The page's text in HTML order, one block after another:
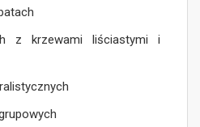
z krzewami liściastymi i